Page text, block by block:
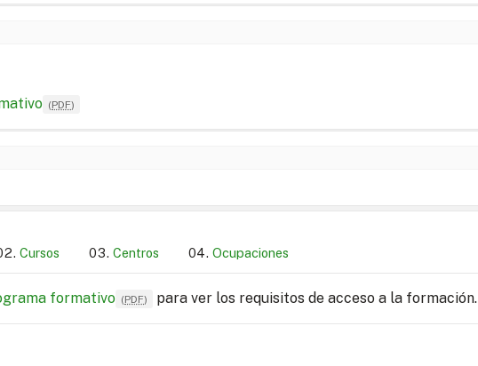
(PDF)
Cursos Centros Ocupaciones
formativo (PDF) para ver los requisitos de acceso a la formación.